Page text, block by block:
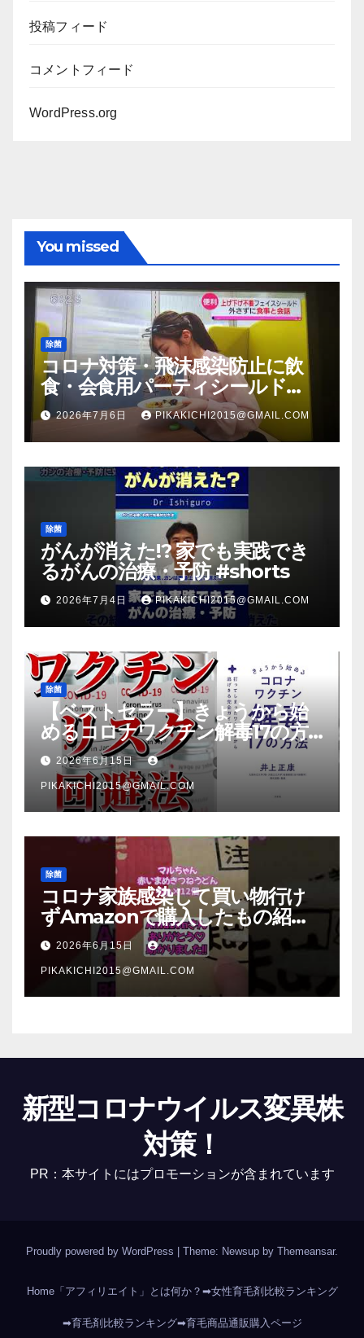
投稿フィード
コメントフィード
WordPress.org
You missed
除菌
コロナ対策・飛沫感染防止に飲
食・会食用パーティシールド
（マスク会食代替品）ＦＢＣ福井
放送のＴＶ番組での紹介映像
2026年7月6日 PIKAKICHI2015@GMAIL.COM
除菌
がんが消えた!? 家でも実践でき
るがんの治療・予防 #shorts
2026年7月4日 PIKAKICHI2015@GMAIL.COM
除菌
【ベストセラー】きょうから始
めるコロナワクチン解毒17の方
法【本要約】
2026年6月15日
PIKAKICHI2015@GMAIL.COM
除菌
コロナ家族感染して買い物行け
ずAmazonで購入したもの紹
介 #Shorts
2026年6月15日
PIKAKICHI2015@GMAIL.COM
新型コロナウイルス変異株
対策！
PR：本サイトにはプロモーションが含まれています
Proudly powered by WordPress Theme: Newsup by Themeansar.
Home「アフィリエイト」とは何か？ ➡女性育毛剤比較ランキング
➡育毛剤比較ランキング➡育毛商品通販購入ページ